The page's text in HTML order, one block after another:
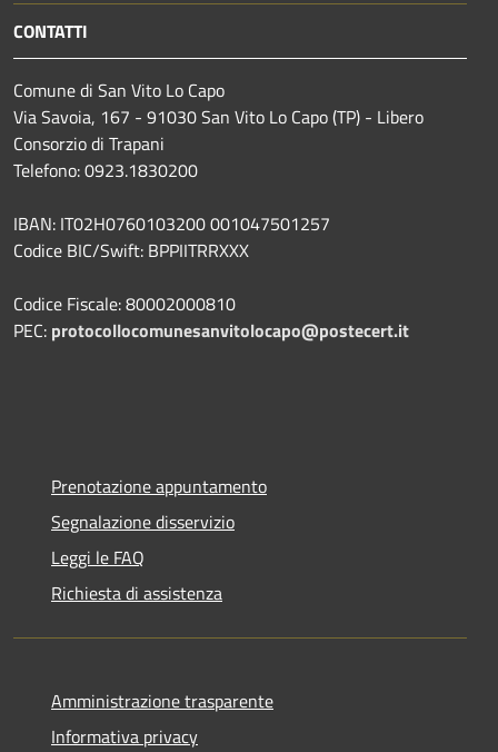
CONTATTI
Comune di San Vito Lo Capo
Via Savoia, 167 - 91030 San Vito Lo Capo (TP) - Libero
Consorzio di Trapani
Telefono: 0923.1830200
IBAN: IT02H0760103200 001047501257
Codice BIC/Swift: BPPIITRRXXX
Codice Fiscale: 80002000810
PEC: protocollocomunesanvitolocapo@postecert.it
Prenotazione appuntamento
Segnalazione disservizio
Leggi le FAQ
Richiesta di assistenza
Amministrazione trasparente
Informativa privacy